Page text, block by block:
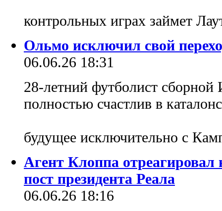
контрольных играх займет
Ольмо исключил свой
06.06.26 18:31
28-летний футболист
полностью счастлив в
будущее исключительно с
Агент Клоппа отреагировал
пост президента Реала
06.06.26 18:16